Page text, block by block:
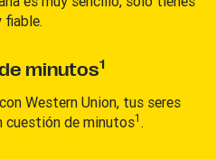
fiable.
minutos1
Western Union, tus seres
cuestión de minutos1 .